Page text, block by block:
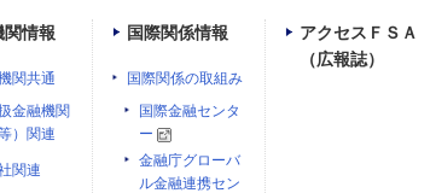
関情報
関共通
金融機関
）関連
関連
国際関係情報
国際関係の取組み
国際金融センタ
ー
金融庁グローバ
ル金融連携セン
アクセスＦＳＡ
（広報誌）